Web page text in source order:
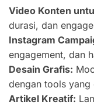
Video Konten
durasi, dan
Instagram
engagement, dan
Desain Grafis:
dengan tools yang
Artikel Kreatif: